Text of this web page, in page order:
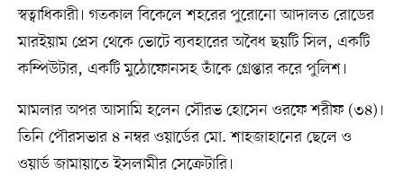
স্বত্বাধিকারী। গতকাল বিকেলে শহরের পুরোনো আদালত রোডের
মারইয়াম প্রেস থেকে ভোটে ব্যবহারের অবৈধ ছয়টি সিল, একটি
কম্পিউটার, একটি মুঠোফোনসহ তাঁকে গ্রেপ্তার করে পুলিশ।
মামলার অপর আসামি হলেন সৌরভ হোসেন ওরফে শরীফ (৩৪)।
তিনি পৌরসভার ৪ নম্বর ওয়ার্ডের মো. শাহজাহানের ছেলে ও
ওয়ার্ড জামায়াতে ইসলামীর সেক্রেটারি।